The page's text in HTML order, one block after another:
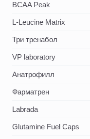
BCAA Peak
L-Leucine Matrix
Три тренабол
VP laboratory
Анатрофилл
Фарматрен
Labrada
Glutamine Fuel Caps